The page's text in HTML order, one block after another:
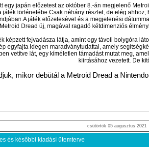
egy japán előzetest az október 8.-án megjelenő
játék történetébe.Csak néhány részlet, de elég ahhoz,
játék előzetesével és a megjelenési
Metroid Dread új, magával ragadó kétdimenziós
képzett fejvadásza látja, amint egy távoli bolygóra
egyfajta idegen maradványtudattal, amely
vetítve lát, egy kíméletlen támadást mutat meg,
kiirtásához vezetett. De
mikor debütál a Metroid Dread a
csütörtök 05 augusztus 2021
és későbbi kiadási ütemterve